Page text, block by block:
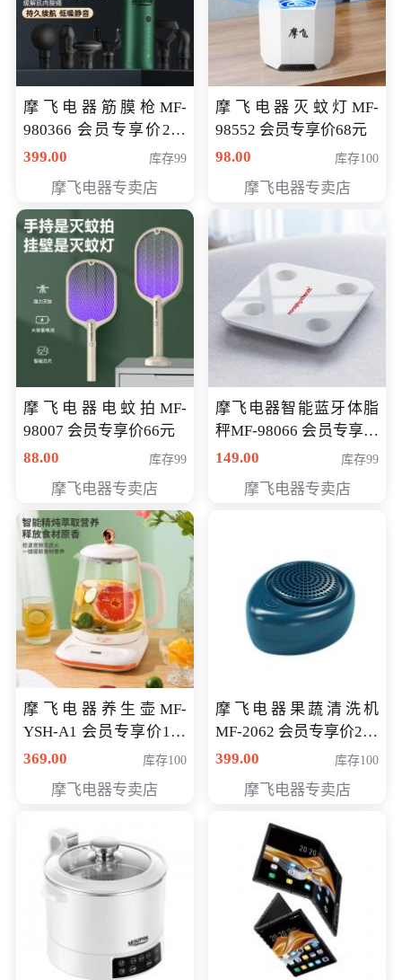
摩飞电器筋膜枪MF-
980366 会员专享价299
元
399.00 库存99
摩飞电器专卖店
摩飞电器灭蚊灯MF-
98552 会员专享价68元
98.00
库存100
摩飞电器专卖店
摩飞电器电蚊拍MF-
98007 会员专享价66元
88.00
库存99
摩飞电器专卖店
摩飞电器智能蓝牙体脂
秤MF-98066 会员专享价
98元
149.00 库存99
摩飞电器专卖店
摩飞电器养生壶MF-
YSH-A1 会员专享价198
元
369.00 库存100
摩飞电器专卖店
摩飞电器果蔬清洗机
MF-2062 会员专享价268
元
399.00 库存100
摩飞电器专卖店